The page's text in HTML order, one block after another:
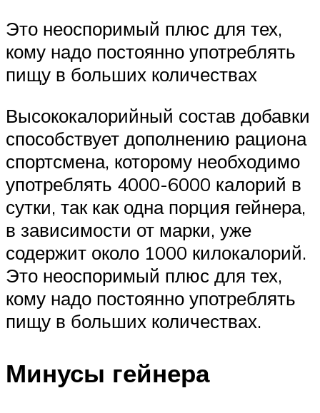
Это неоспоримый плюс для тех,
кому надо постоянно употреблять
пищу в больших количествах
Высококалорийный состав добавки
способствует дополнению рациона
спортсмена, которому необходимо
употреблять 4000-6000 калорий в
сутки, так как одна порция гейнера,
в зависимости от марки, уже
содержит около 1000 килокалорий.
Это неоспоримый плюс для тех,
кому надо постоянно употреблять
пищу в больших количествах.
Минусы гейнера